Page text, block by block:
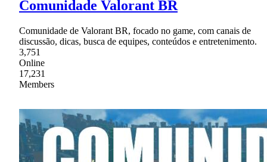
Comunidade Valorant BR
Comunidade de Valorant BR, focado no game, com canais de
discussão, dicas, busca de equipes, conteúdos e entretenimento.
3,751
Online
17,231
Members